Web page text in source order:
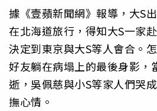
據《壹蘋新聞網》報導，大S
在北海道旅行，得知大S一家
決定到東京與大S等人會合。
好友躺在病塌上的最後身影，
逝，吳佩慈與小S等家人們哭
撫心情。